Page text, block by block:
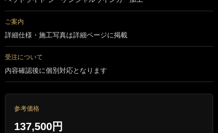
ご案内
詳細仕様・施工写真は詳細ページに掲載
受注について
内容確認後に個別対応となります
参考価格
137,500円